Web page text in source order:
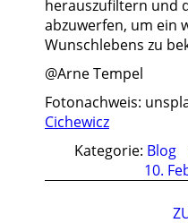
herauszufiltern und
abzuwerfen, um ein
Wunschlebens zu
@Arne Tempel
Fotonachweis:
Cichewicz
Kategorie: Blog
10.